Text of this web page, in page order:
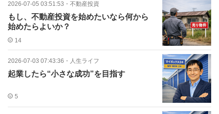
2026-07-05 03:51:53 ・ 不動産投資
もし、不動産投資を始めたいなら何から
始めたらよいか？
14
2026-07-03 07:43:36 ・ 人生ライフ
起業したら“小さな成功”を目指す
5